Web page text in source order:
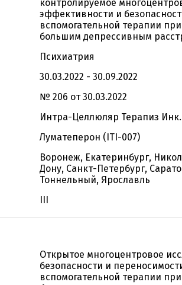
контролируемое
эффективности и
вспомогательной терапии
большим депрессивным
Психиатрия
30.03.2022 - 30.09.2022
№ 206 от 30.03.2022
Интра-Целлюляр Терапиз Инк.
Луматеперон (ITI-007)
Воронеж, Екатеринбург,
Дону, Санкт-Петербург,
Тоннельный, Ярославль
III
Открытое многоцентровое
безопасности и
вспомогательной терапии